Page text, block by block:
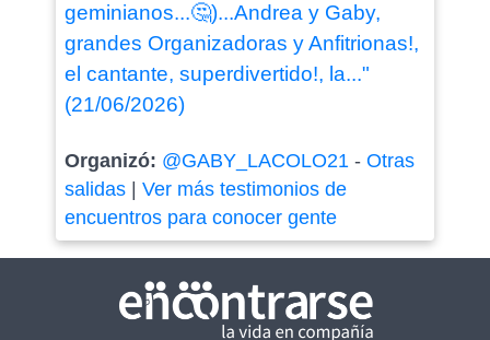
geminianos...🤔)...Andrea y Gaby,
grandes Organizadoras y Anfitrionas!,
el cantante, superdivertido!, la..."
(21/06/2026)
Organizó: @GABY_LACOLO21- Otras
salidas| Ver más testimonios de
encuentros para conocer gente